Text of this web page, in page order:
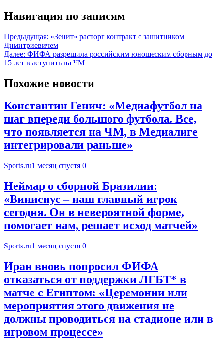
Навигация по записям
Предыдущая: «Зенит» расторг контракт с защитником
Димитриевичем
Далее: ФИФА разрешила российским юношеским сборным до
15 лет выступить на ЧМ
Похожие новости
Константин Генич: «Медиафутбол на
шаг впереди большого футбола. Все,
что появляется на ЧМ, в Медиалиге
интегрировали раньше»
Sports.ru1 месяц спустя 0
Неймар о сборной Бразилии:
«Винисиус – наш главный игрок
сегодня. Он в невероятной форме,
помогает нам, решает исход матчей»
Sports.ru1 месяц спустя 0
Иран вновь попросил ФИФА
отказаться от поддержки ЛГБТ* в
матче с Египтом: «Церемонии или
мероприятия этого движения не
должны проводиться на стадионе или в
игровом процессе»